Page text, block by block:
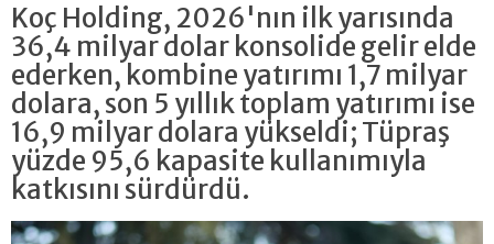
Koç Holding, 2026'nın ilk yarısında
36,4 milyar dolar konsolide gelir elde
ederken, kombine yatırımı 1,7 milyar
dolara, son 5 yıllık toplam yatırımı ise
16,9 milyar dolara yükseldi; Tüpraş
yüzde 95,6 kapasite kullanımıyla
katkısını sürdürdü.